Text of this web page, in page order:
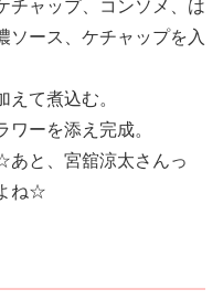
チャップ、コンソメ、は
ソース、ケチャップを入
て煮込む。
ーを添え完成。
あと、宮舘涼太さんっ
ね☆